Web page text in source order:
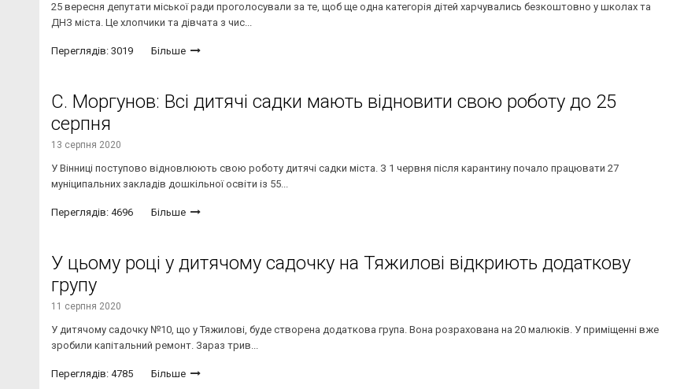
25 вересня депутати міської ради проголосували за те, щоб ще одна категорія дітей харчувались безкоштовно у школах та
ДНЗ міста. Це хлопчики та дівчата з чис...
Переглядів: 3019 Більше
С. Моргунов: Всі дитячі садки мають відновити свою роботу до 25
серпня
13 серпня 2020
У Вінниці поступово відновлюють свою роботу дитячі садки міста. З 1 червня після карантину почало працювати 27
муніципальних закладів дошкільної освіти із 55...
Переглядів: 4696 Більше
У цьому році у дитячому садочку на Тяжилові відкриють додаткову
групу
11 серпня 2020
У дитячому садочку №10, що у Тяжилові, буде створена додаткова група. Вона розрахована на 20 малюків. У приміщенні вже
зробили капітальний ремонт. Зараз трив...
Переглядів: 4785 Більше